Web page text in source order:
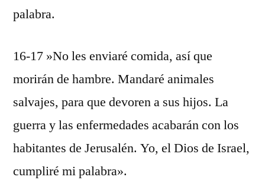
palabra.
16-17 »No les enviaré comida, así que
morirán de hambre. Mandaré animales
salvajes, para que devoren a sus hijos. La
guerra y las enfermedades acabarán con los
habitantes de Jerusalén. Yo, el Dios de Israel,
cumpliré mi palabra».